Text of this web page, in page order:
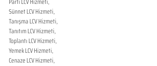
Sünnet LCV Hizmeti,
Tanışma LCV Hizmeti,
Tanıtım LCV Hizmeti,
Toplantı LCV Hizmeti,
Yemek LCV Hizmeti,
Cenaze LCV Hizmeti,